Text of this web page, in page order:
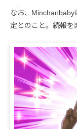
なお、Minchanbaby
定とのこと。続報を